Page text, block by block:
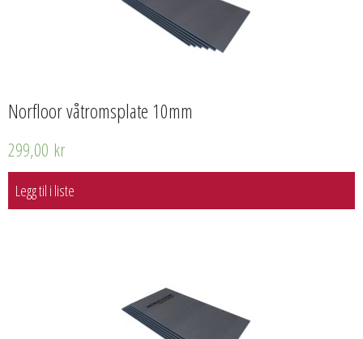
Norfloor våtromsplate 10mm
299,00 kr
Legg til i liste